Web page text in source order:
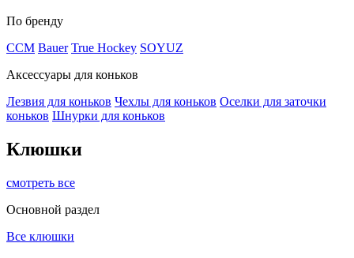
По бренду
ССМ Bauer True Hockey SOYUZ
Аксессуары для коньков
Лезвия для коньков Чехлы для коньков Оселки для заточки
коньков Шнурки для коньков
Клюшки
смотреть все
Основной раздел
Все клюшки